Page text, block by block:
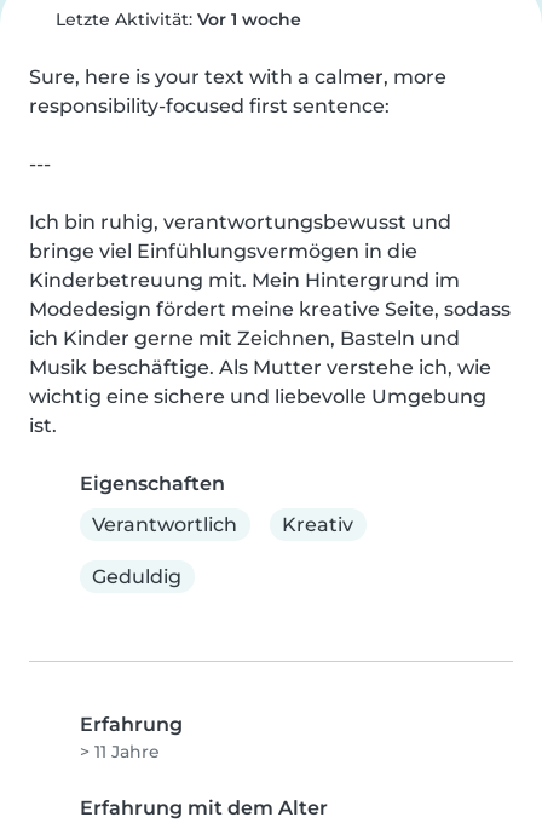
Letzte Aktivität: Vor 1 woche
Sure, here is your text with a calmer, more
responsibility-focused first sentence:
---
Ich bin ruhig, verantwortungsbewusst und
bringe viel Einfühlungsvermögen in die
Kinderbetreuung mit. Mein Hintergrund im
Modedesign fördert meine kreative Seite, sodass
ich Kinder gerne mit Zeichnen, Basteln und
Musik beschäftige. Als Mutter verstehe ich, wie
wichtig eine sichere und liebevolle Umgebung
ist.
Eigenschaften
Verantwortlich
Kreativ
Geduldig
Erfahrung
> 11 Jahre
Erfahrung mit dem Alter